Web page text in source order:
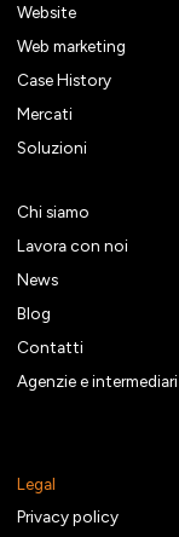
Website
Web marketing
Case History
Mercati
Soluzioni
Chi siamo
Lavora con noi
News
Blog
Contatti
Agenzie e intermediari
Legal
Privacy policy